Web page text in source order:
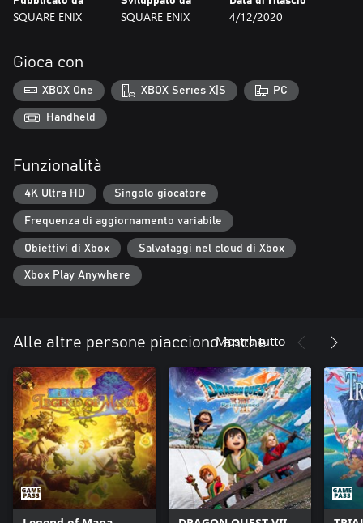
- SALVA IL MONDO DIVERTENDOTI – Cimentati nei tantissimi
minigiochi e missioni secondarie a tua disposizione, in grado di
- METTITI ALLA PROVA CON LA MISSIONE ESTREMA - Queste
opzioni, disponibili all'inizio di una nuova partita, permettono di
regolare a piacimento il livello di difficoltà.
CONTENUTI DELL'EDIZIONE DEFINITIVA
contenuti, funzionalità e miglioramenti all'esperienza di gioco.
SQUARE ENIX SQUARE ENIX 4/12/2020
Gioca con
XBOX One XBOX Series X|S PC
Handheld
Funzionalità
4K Ultra HD Singolo giocatore
Frequenza di aggiornamento variabile
Obiettivi di Xbox Salvataggi nel cloud di Xbox
Xbox Play Anywhere
Alle altre persone piacciono anche
Mostra tutto